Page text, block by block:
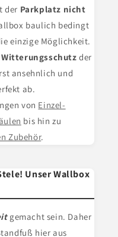
der Parkplatz nicht
baulich bedingt
einzige Möglichkeit.
Witterungsschutzder
ansehnlich und
ab.
von Einzel-
bis hin zu
Zubehör.
Unser Wallbox
gemacht sein. Daher
hier aus